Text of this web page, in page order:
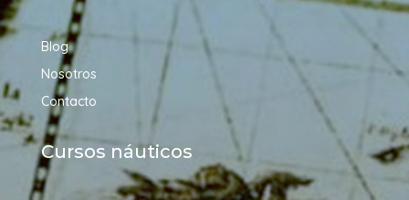
Blog
Nosotros
Contacto
Cursos náuticos